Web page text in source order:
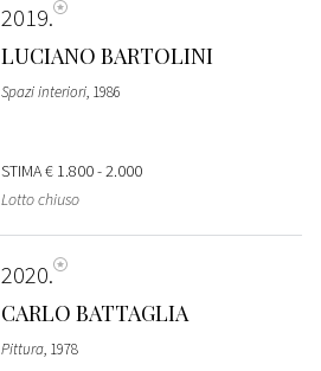
2019
LUCIANO BARTOLINI
Spazi interiori, 1986
STIMA€ 1.800 - 2.000
Lotto chiuso
2020
CARLO BATTAGLIA
Pittura, 1978